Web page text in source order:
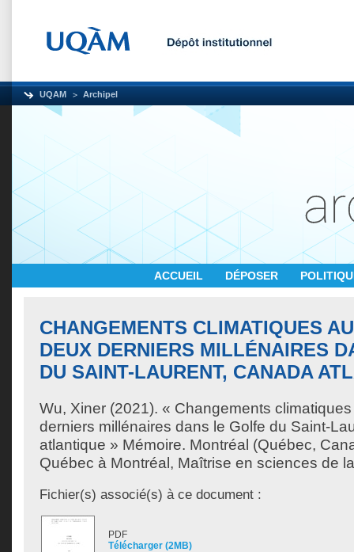
UQAM Archipel
ACCUEIL DÉPOSER
CHANGEMENTS CLIMATIQUES
DEUX DERNIERS MILLÉNAIRES
DU SAINT-LAURENT, CANADA
Wu, Xiner (2021). « Changements
derniers millénaires dans le Golfe du Saint-
atlantique » Mémoire. Montréal (Québec,
Québec à Montréal, Maîtrise en sciences de
Fichier(s) associé(s) à ce document :
PDF
Télécharger (2MB)